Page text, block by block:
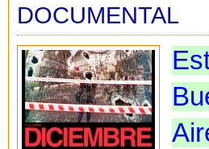
DOCUMENTAL